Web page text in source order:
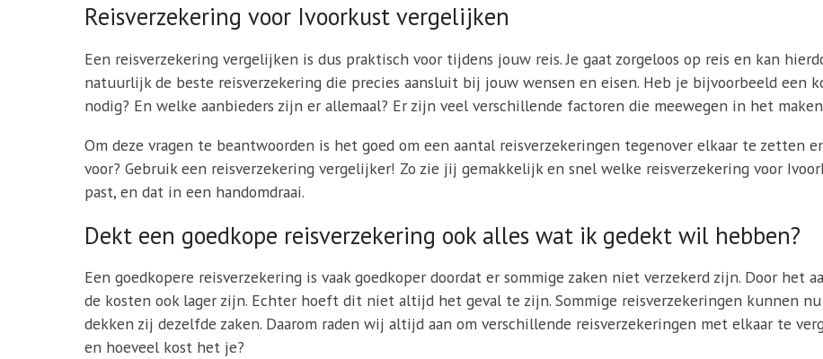
Reisverzekering voor Ivoorkust vergelijken
Een reisverzekering vergelijken is dus praktisch voor tijdens jouw reis. Je gaat zorgeloos op reis en kan
natuurlijk de beste reisverzekering die precies aansluit bij jouw wensen en eisen. Heb je bijvoorbeeld een
nodig? En welke aanbieders zijn er allemaal? Er zijn veel verschillende factoren die meewegen in het
Om deze vragen te beantwoorden is het goed om een aantal reisverzekeringen tegenover elkaar te zetten
voor? Gebruik een reisverzekering vergelijker! Zo zie jij gemakkelijk en snel welke reisverzekering voor
past, en dat in een handomdraai.
Dekt een goedkope reisverzekering ook alles wat ik gedekt wil hebben?
Een goedkopere reisverzekering is vaak goedkoper doordat er sommige zaken niet verzekerd zijn. Door het
de kosten ook lager zijn. Echter hoeft dit niet altijd het geval te zijn. Sommige reisverzekeringen kunnen
dekken zij dezelfde zaken. Daarom raden wij altijd aan om verschillende reisverzekeringen met elkaar te
en hoeveel kost het je?